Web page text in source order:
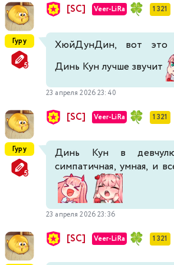
Гуру
[SC] Veer-LiRa 1 321
ХюйДунДин, вот это
Динь Кун лучше звучит
23 апреля 2026 23:40
Гуру
[SC] Veer-LiRa 1 321
Динь Кун в девчулю
симпатичная, умная, и
23 апреля 2026 23:36
[SC] Veer-LiRa 1 321